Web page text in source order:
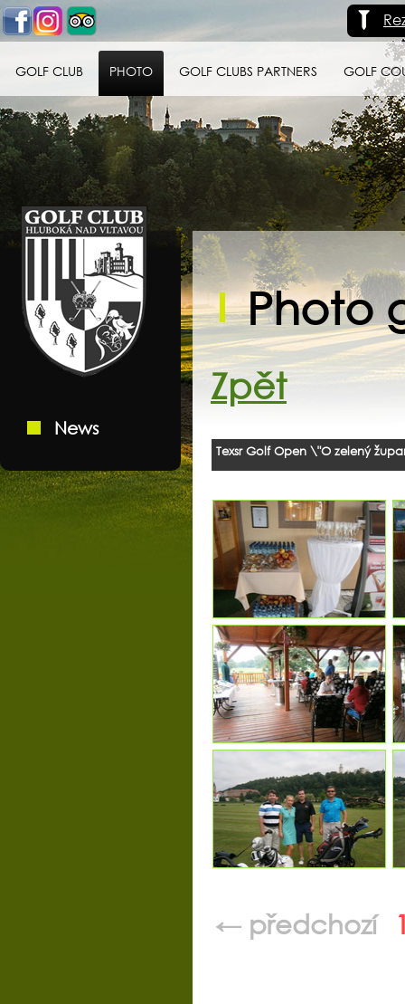
GOLF CLUB PHOTO GOLF CLUBS PARTNERS GOLF
Golf klub Hluboká
nad Vltavou
News
Photo
Zpět
Texsr Golf Open \"O zelený
← předchozí